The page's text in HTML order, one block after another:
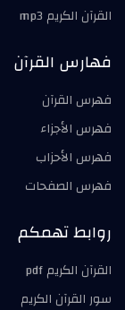
القرآن الكريم mp3
فهارس القرآن
فهرس القرآن
فهرس الأجزاء
فهرس الأحزاب
فهرس الصفحات
روابط تهمكم
القرآن الكريم pdf
سور القرآن الكريم